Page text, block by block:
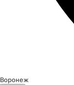
Воронеж